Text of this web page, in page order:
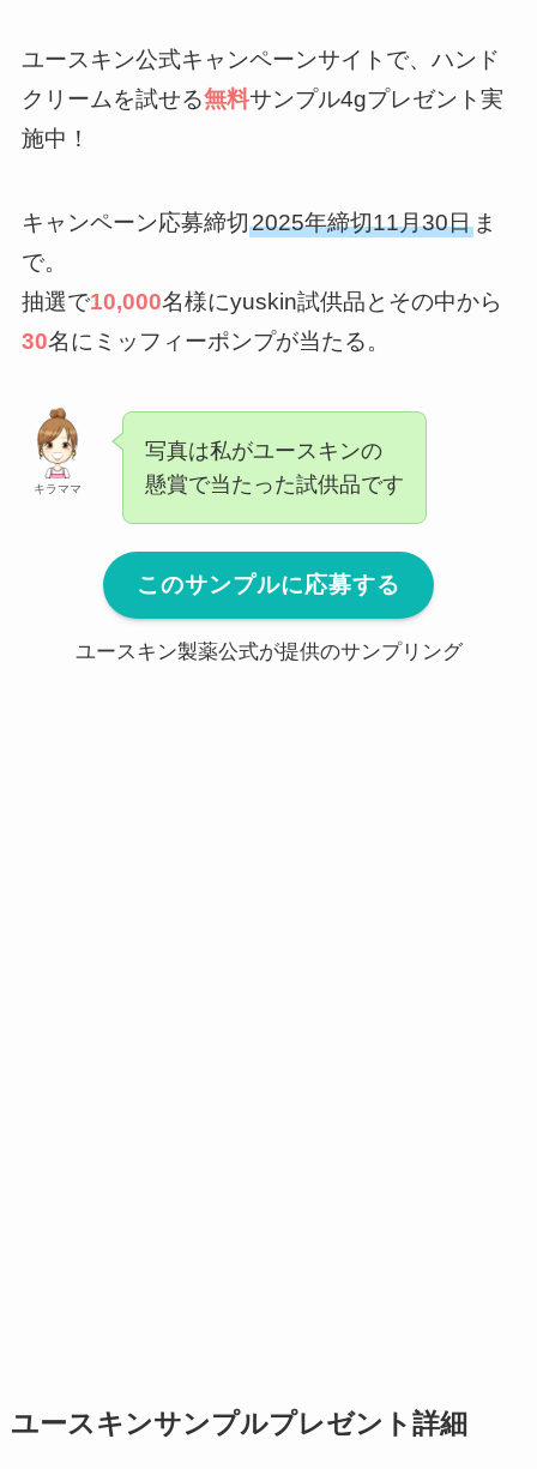
ユースキン公式キャンペーンサイトで、ハンド
クリームを試せる無料サンプル4gプレゼント実
施中！
キャンペーン応募締切2025年締切11月30日ま
で。
抽選で10,000名様にyuskin試供品とその中から
30名にミッフィーポンプが当たる。
キラママ
写真は私がユースキンの
懸賞で当たった試供品です
このサンプルに応募する
ユースキン製薬公式が提供のサンプリング
ユースキンサンプルプレゼント詳細